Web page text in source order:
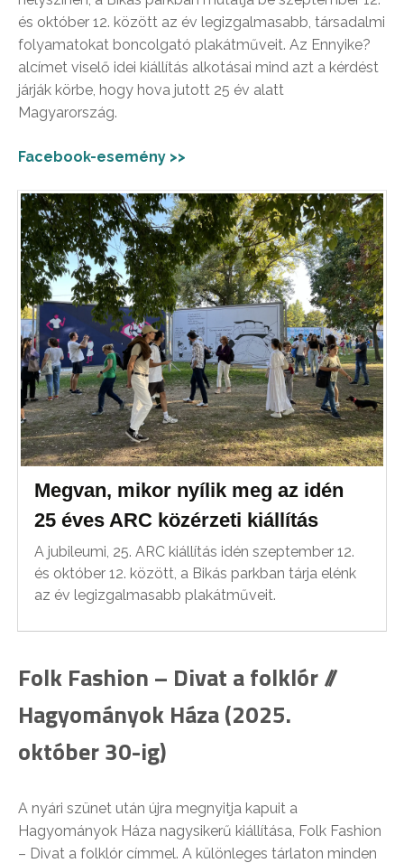
és október 12. között az év legizgalmasabb, társadalmi
folyamatokat boncolgató plakátműveit. Az Ennyike?
alcímet viselő idei kiállítás alkotásai mind azt a kérdést
járják körbe, hogy hova jutott 25 év alatt
Magyarország.
Facebook-esemény >>
Megvan, mikor nyílik meg az idén
25 éves ARC közérzeti kiállítás
A jubileumi, 25. ARC kiállítás idén szeptember 12.
és október 12. között, a Bikás parkban tárja elénk
az év legizgalmasabb plakátműveit.
Folk Fashion – Divat a folklór //
Hagyományok Háza (2025.
október 30-ig)
A nyári szünet után újra megnyitja kapuit a
Hagyományok Háza nagysikerű kiállítása, Folk Fashion
– Divat a folklór címmel. A különleges tárlaton minden